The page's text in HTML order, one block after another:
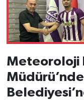
Meteoroloji
Vefat
Yaşam